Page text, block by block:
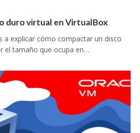
duro virtual en VirtualBox
a explicar cómo compactar un disco
el tamaño que ocupa en…